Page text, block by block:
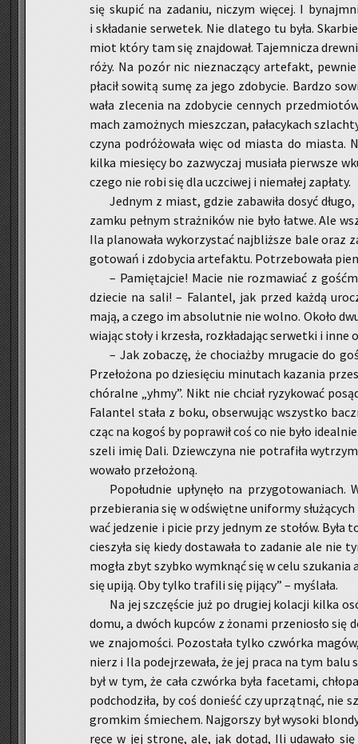
się sku­pić na za­da­niu, ni­czym wię­cej. I
i skła­da­nie ser­we­tek. Nie dla­te­go tu była.
miot który tam się znaj­do­wał. Ta­jem­ni­cza
róży. Na pozór nic niezna­czą­cy ar­te­fakt,
pła­cił so­wi­tą sumę za jego zdo­by­cie. Bar­dzo
wa­ła zle­ce­nia na zdo­by­cie cen­nych
mach za­moż­nych miesz­czan, pa­ła­cy­kach
czy­na po­dró­żo­wa­ła więc od mia­sta do mia­sta.
kilka mie­się­cy bo za­zwy­czaj mu­sia­ła pierw­sze
czego nie robi się dla uczci­wej i nie­ma­łej za­pła­ty.
Jed­nym z miast, gdzie za­ba­wi­ła dosyć
zamku peł­nym straż­ni­ków nie było łatwe. Ale
Ila pla­no­wa­ła wy­ko­rzy­stać naj­bliż­sze bale oraz
go­to­wań i zdo­by­cia ar­te­fak­tu. Po­trze­bo­wa­ła
– Pa­mię­taj­cie! Macie nie roz­ma­wiać z
dzie­cie na sali! – Fa­lan­tel, jak przed każdą
mają, a czego im ab­so­lut­nie nie wolno. Około
wia­jąc stoły i krze­sła, roz­kła­da­jąc ser­wet­ki i inne
– Jak zo­ba­czę, że cho­ciaż­by mru­ga­cie do
Prze­ło­żo­na po dzie­się­ciu mi­nu­tach ka­za­nia
chó­ral­ne „yhmy”. Nikt nie chciał ry­zy­ko­wać
Fa­lan­tel stała z boku, ob­ser­wu­jąc wszyst­ko
cząc na kogoś by po­pra­wił coś co nie było
sze­li imię Dali. Dziew­czy­na nie po­tra­fi­ła
wo­wa­ło prze­ło­żo­ną.
Po­po­łu­dnie upły­nę­ło na przy­go­to­wa­niach.
prze­bie­ra­nia się w od­święt­ne uni­for­my
wa­ć je­dze­nie i picie przy jed­nym ze sto­łów. Była
cie­szy­ła się kiedy do­sta­wa­ła to za­da­nie ale nie
mogła zbyt szyb­ko wy­mknąć się w celu
się upiją. Oby tylko tra­fi­li się pi­ją­cy” – my­śla­ła.
Na jej szczę­ście już po dru­giej ko­la­cji kilka
domu, a dwóch kup­ców z żo­na­mi prze­nio­sło się
we zna­jo­mo­ści. Po­zo­sta­ła tylko czwór­ka
nierz i Ila po­dej­rze­wa­ła, że jej praca na tym
był w tym, że cała czwór­ka była fa­ce­ta­mi,
pod­cho­dzi­ła, by coś do­nieść czy uprząt­nąć, nie
grom­kim śmie­chem. Naj­gor­szy był wy­so­ki
ręce w jej stro­nę, ale, jak dotąd, Ili uda­wa­ło